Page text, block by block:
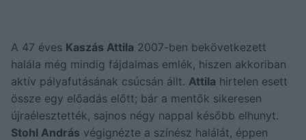
A 47 éves Kaszás Attila 2007-ben bekövetkezett
halála még mindig fájdalmas emlék, hiszen akkoriban
aktív pályafutásának csúcsán állt. Attila hirtelen esett
össze egy előadás előtt; bár a mentők sikeresen
újraélesztették, sajnos négy nappal később elhunyt.
Stohl András végignézte a színész halálát, éppen